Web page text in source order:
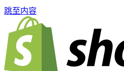
跳至内容